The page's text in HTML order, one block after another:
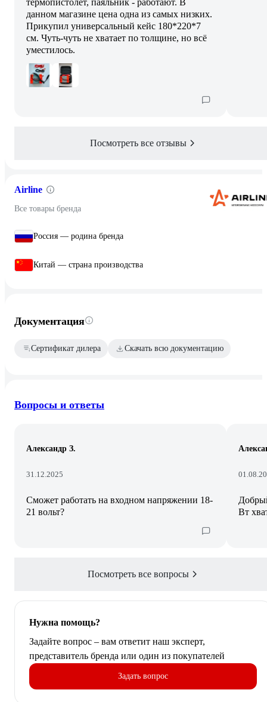
данном магазине цена одна из самых низких.
Прикупил универсальный кейс 180*220*7
см. Чуть-чуть не хватает по толщине, но всё
уместилось.
Посмотреть все отзывы
Airline
Все товары бренда
Россия — родина бренда
Китай — страна производства
Документация
Сертификат дилера Скачать всю документацию
Вопросы и ответы
Александр З.
31.12.2025
Сможет работать на входном напряжении 18-
21 вольт?
Вт
Посмотреть все вопросы
Нужна помощь?
Задайте вопрос – вам ответит наш эксперт,
представитель бренда или один из покупателей
Задать вопрос